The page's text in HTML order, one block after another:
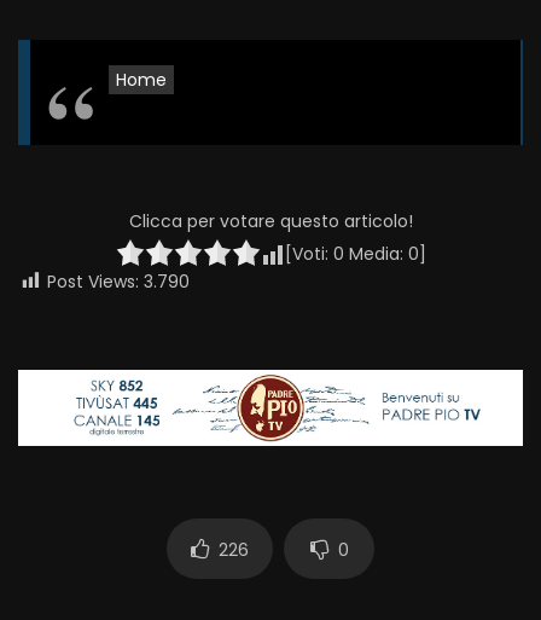
Home
Clicca per votare questo articolo!
[Voti: 0 Media: 0]
Post Views: 3.790
226 0